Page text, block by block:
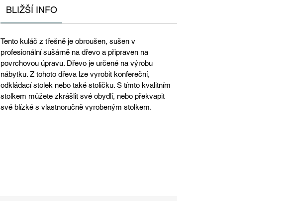
BLIŽŠÍ INFO
Tento kuláč z třešně je obroušen, sušen v
profesionální sušárně na dřevo a připraven na
povrchovou úpravu. Dřevo je určené na výrobu
nábytku. Z tohoto dřeva lze vyrobit konfereční,
odkládací stolek nebo také stoličku. S tímto kvalitním
stolkem můžete zkrášlit své obydlí, nebo překvapit
své blízké s vlastnoručně vyrobeným stolkem.